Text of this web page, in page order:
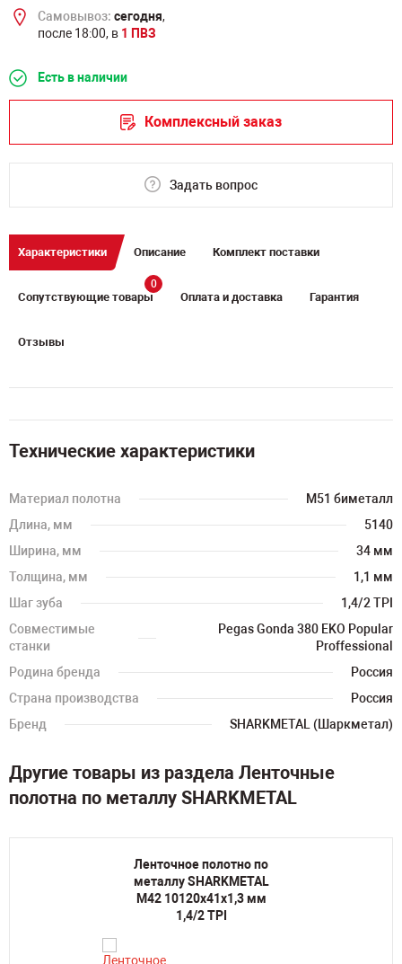
Самовывоз: сегодня,
после 18:00, в 1 ПВЗ
Есть в наличии
Комплексный заказ
Задать вопрос
Характеристики Описание Комплект поставки
Сопутствующие товары
0
Оплата и доставка Гарантия
Отзывы
Технические характеристики
Материал полотна
M51 биметалл
Длина, мм
5140
Ширина, мм
34 мм
Толщина, мм
1,1 мм
Шаг зуба
1,4/2 TPI
Совместимые
станки
Pegas Gonda 380 EKO Popular
Proffessional
Родина бренда
Россия
Страна производства
Россия
Бренд
SHARKMETAL (Шаркметал)
Другие товары из раздела Ленточные
полотна по металлу SHARKMETAL
Ленточное полотно по
металлу SHARKMETAL
M42 10120х41х1,3 мм
1,4/2 TPI